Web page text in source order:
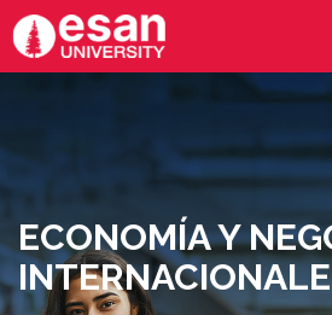
ECONOMÍA Y